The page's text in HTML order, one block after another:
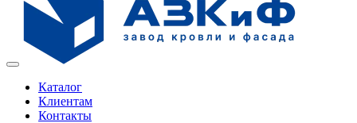
Каталог
Клиентам
Контакты